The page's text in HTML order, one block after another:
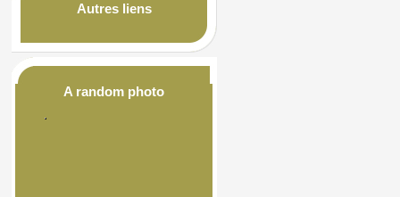
Autres liens
A random photo